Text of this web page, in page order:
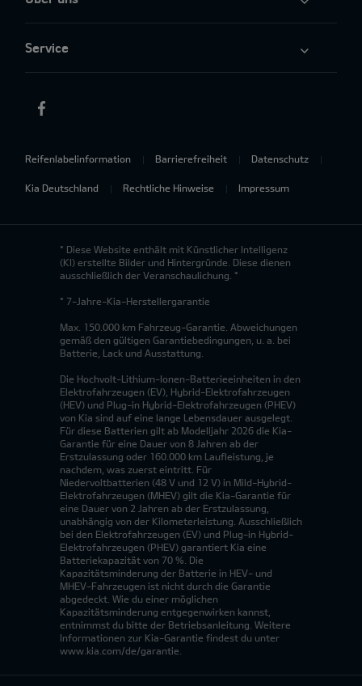
Service
Reifenlabelinformation Barrierefreiheit Datenschutz
Kia Deutschland Rechtliche Hinweise Impressum
* Diese Website enthält mit Künstlicher Intelligenz
(KI) erstellte Bilder und Hintergründe. Diese dienen
ausschließlich der Veranschaulichung. *
* 7-Jahre-Kia-Herstellergarantie
Max. 150.000 km Fahrzeug-Garantie. Abweichungen
gemäß den gültigen Garantiebedingungen, u. a. bei
Batterie, Lack und Ausstattung.
Die Hochvolt-Lithium-Ionen-Batterieeinheiten in den
Elektrofahrzeugen (EV), Hybrid-Elektrofahrzeugen
(HEV) und Plug-in Hybrid-Elektrofahrzeugen (PHEV)
von Kia sind auf eine lange Lebensdauer ausgelegt.
Für diese Batterien gilt ab Modelljahr 2026 die Kia-
Garantie für eine Dauer von 8 Jahren ab der
Erstzulassung oder 160.000 km Laufleistung, je
nachdem, was zuerst eintritt. Für
Niedervoltbatterien (48 V und 12 V) in Mild-Hybrid-
Elektrofahrzeugen (MHEV) gilt die Kia-Garantie für
eine Dauer von 2 Jahren ab der Erstzulassung,
unabhängig von der Kilometerleistung. Ausschließlich
bei den Elektrofahrzeugen (EV) und Plug-in Hybrid-
Elektrofahrzeugen (PHEV) garantiert Kia eine
Batteriekapazität von 70 %. Die
Kapazitätsminderung der Batterie in HEV- und
MHEV-Fahrzeugen ist nicht durch die Garantie
abgedeckt. Wie du einer möglichen
Kapazitätsminderung entgegenwirken kannst,
entnimmst du bitte der Betriebsanleitung. Weitere
Informationen zur Kia-Garantie findest du unter
www.kia.com/de/garantie.